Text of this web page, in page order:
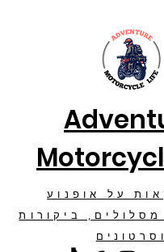
על אופנוע
מסלולים, ביקורות
וסרטונים